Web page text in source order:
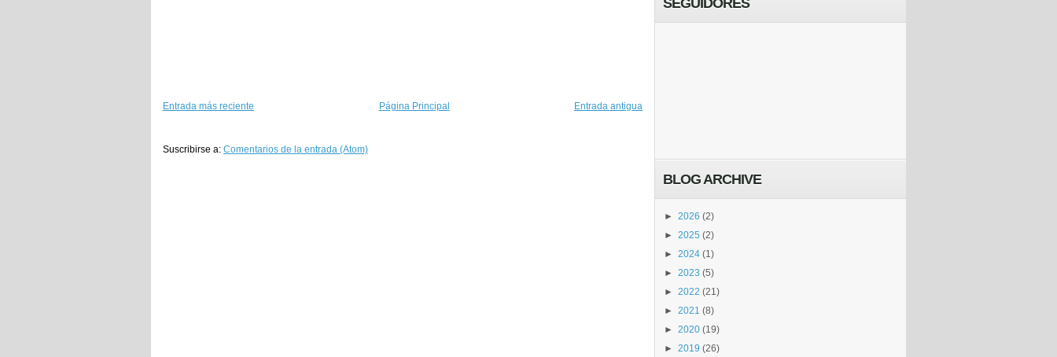
Entrada más reciente Entrada antigua
Página Principal
Suscribirse a: Comentarios de la entrada (Atom)
SEGUIDORES
BLOG ARCHIVE
► 2026 (2)
► 2025 (2)
► 2024 (1)
► 2023 (5)
► 2022 (21)
► 2021 (8)
► 2020 (19)
► 2019 (26)